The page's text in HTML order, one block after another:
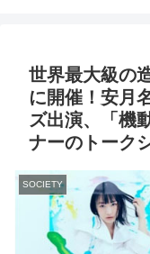
世界最大級の
に開催！安月
ズ出演、「機
ナーのトーク
SOCIETY